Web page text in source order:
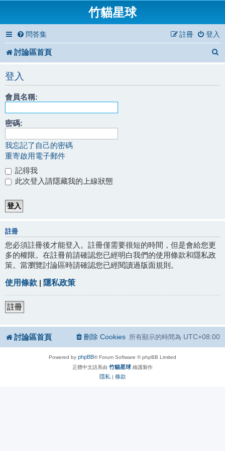
竹貓星球
問答集 登入
註冊
討論區首頁
登入
會員名稱:
密碼:
我忘記了自己的密碼
重寄啟用電子郵件
記得我
此次登入請隱藏我的上線狀態
註冊
您必須註冊後才能登入。註冊僅需要很短的時間，但是會給您更
多的權限。在註冊前請確認您已經明白我們的使用條款和隱私政
策。當瀏覽討論區時請確認您已經閱讀過版面規則。
使用條款 | 隱私政策
註冊
討論區首頁 所有顯示的時間為 UTC+08:00
刪除 Cookies
Powered by phpBB® Forum Software © phpBB Limited
正體中文語系由 竹貓星球 維護製作
隱私 | 條款